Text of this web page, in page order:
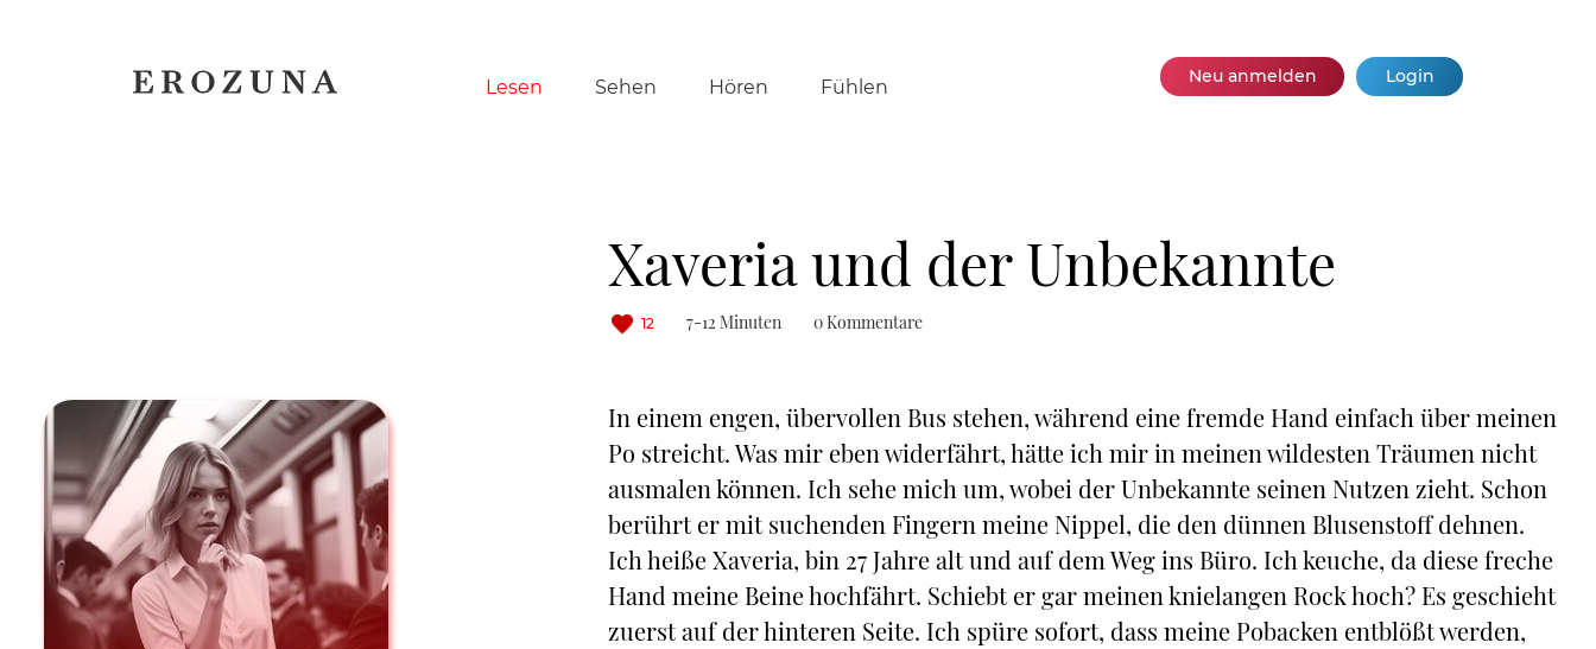
Navigation
Lesen Sehen Hören Fühlen Neu anmelden Login
Xaveria und der Unbekannte
12 7-12 Minuten 0 Kommentare
In einem engen, übervollen Bus stehen, während eine fremde Hand einfach über meinen
Po streicht. Was mir eben widerfährt, hätte ich mir in meinen wildesten Träumen nicht
ausmalen können. Ich sehe mich um, wobei der Unbekannte seinen Nutzen zieht. Schon
berührt er mit suchenden Fingern meine Nippel, die den dünnen Blusenstoff dehnen.
Ich heiße Xaveria, bin 27 Jahre alt und auf dem Weg ins Büro. Ich keuche, da diese freche
Hand meine Beine hochfährt. Schiebt er gar meinen knielangen Rock hoch? Es geschieht
zuerst auf der hinteren Seite. Ich spüre sofort, dass meine Pobacken entblößt werden,